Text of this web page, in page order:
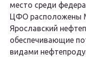
место среди
ЦФО расположены
Ярославский
обеспечивающие
видами